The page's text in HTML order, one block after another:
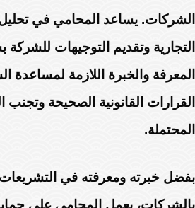
الشركات. يساعد المحامي في تحليل
التجارية وتقديم التوجيهات للشركة
المعرفة والخبرة اللازمة لمساعدة
القرارات القانونية الصحيحة وتجنب
المحتملة.
بفضل خبرته ومعرفته في التشريعات
بالشركات، يعمل المحامي على